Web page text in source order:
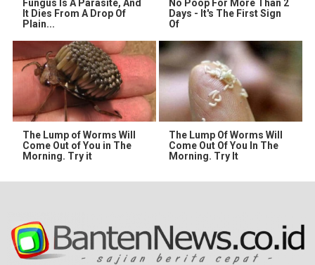
Fungus Is A Parasite, And
It Dies From A Drop Of
Plain...
No Poop For More Than 2
Days - It's The First Sign
Of
The Lump of Worms Will
Come Out of You in The
Morning. Try it
The Lump Of Worms Will
Come Out Of You In The
Morning. Try It